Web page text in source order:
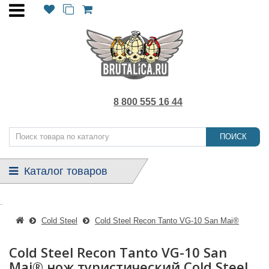
8 800 555 16 44
ПОИСК
Каталог товаров
Cold Steel Cold Steel Recon Tanto VG-10 San Mai®
Cold Steel Recon Tanto VG-10 San